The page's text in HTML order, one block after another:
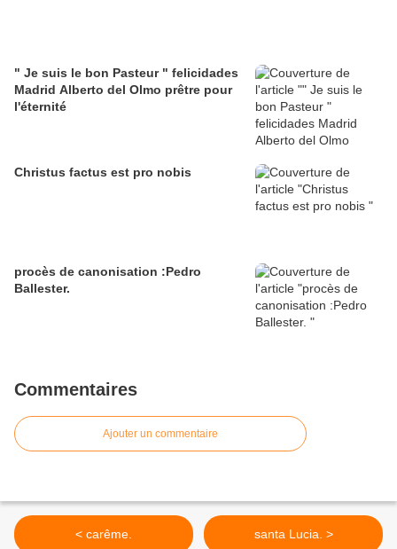
" Je suis le bon Pasteur " felicidades
Madrid Alberto del Olmo prêtre pour
l'éternité
Christus factus est pro nobis
procès de canonisation :Pedro
Ballester.
Commentaires
Ajouter un commentaire
< carême. santa Lucia. >